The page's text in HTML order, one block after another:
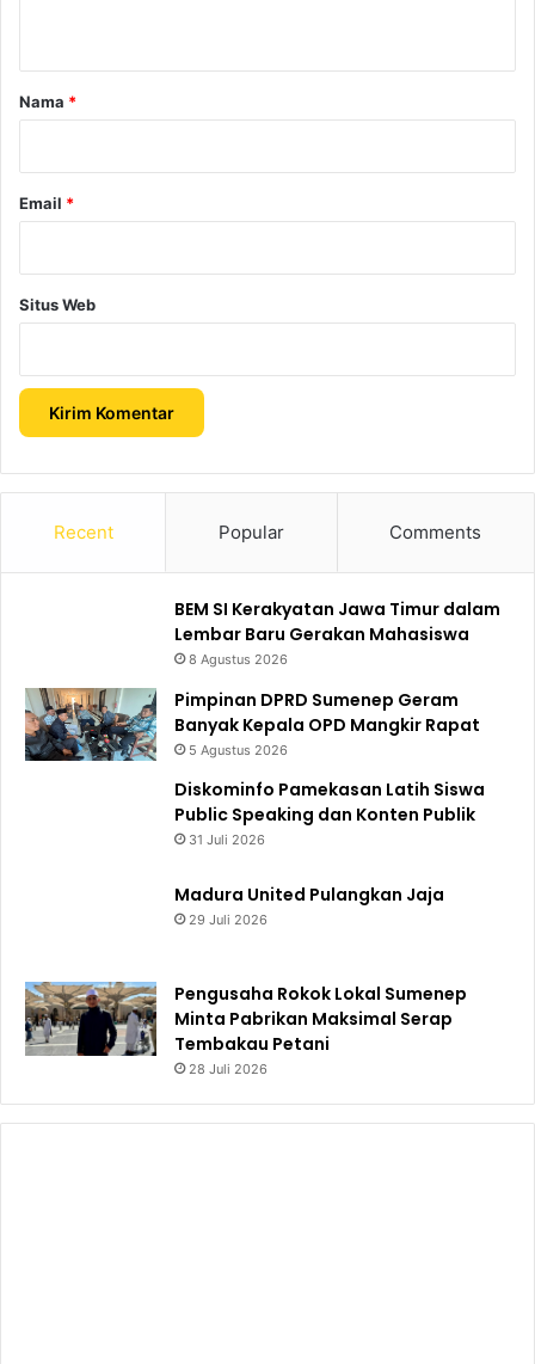
rNama *
Email *
Situs Web
Recent Popular Comments
BEM SI Kerakyatan Jawa Timur dalam
Lembar Baru Gerakan Mahasiswa
8 Agustus 2026
Pimpinan DPRD Sumenep Geram
Banyak Kepala OPD Mangkir Rapat
5 Agustus 2026
Diskominfo Pamekasan Latih Siswa
Public Speaking dan Konten Publik
31 Juli 2026
Madura United Pulangkan Jaja
29 Juli 2026
Pengusaha Rokok Lokal Sumenep
Minta Pabrikan Maksimal Serap
Tembakau Petani
28 Juli 2026